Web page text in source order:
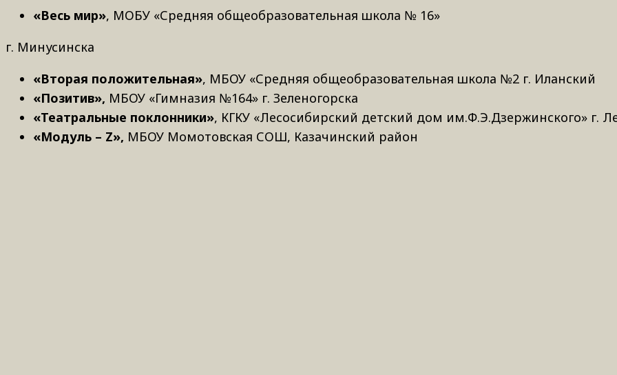
«Весь мир», МОБУ «Средняя общеобразовательная школа № 16»
г. Минусинска
«Вторая положительная», МБОУ «Средняя общеобразовательная школа №2 г. Иланский
«Позитив», МБОУ «Гимназия №164» г. Зеленогорска
«Театральные поклонники», КГКУ «Лесосибирский детский дом им.Ф.Э.Дзержинского» г.
«Модуль – Z», МБОУ Момотовская СОШ, Казачинский район